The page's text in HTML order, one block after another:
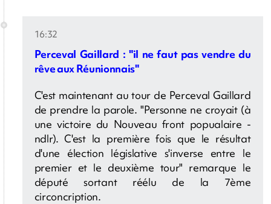
16:32
Perceval Gaillard : "il ne faut pas vendre du
rêve aux Réunionnais"
C'est maintenant au tour de Perceval Gaillard
de prendre la parole. "Personne ne croyait (à
une victoire du Nouveau front popualaire -
ndlr). C'est la première fois que le résultat
d'une élection législative s'inverse entre le
premier et le deuxième tour" remarque le
député sortant réélu de la 7ème
circoncription.